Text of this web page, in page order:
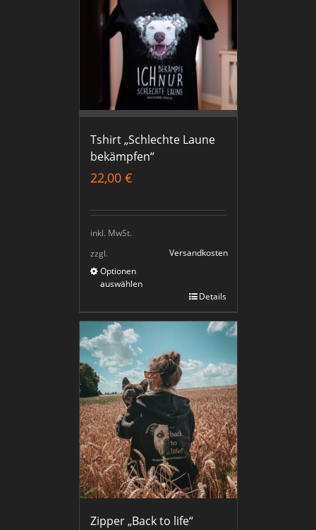
Tshirt „Schlechte Laune
bekämpfen“
22,00 €
inkl. MwSt.
zzgl.
Versandkosten
Optionen
auswählen
Details
Zipper „Back to life“